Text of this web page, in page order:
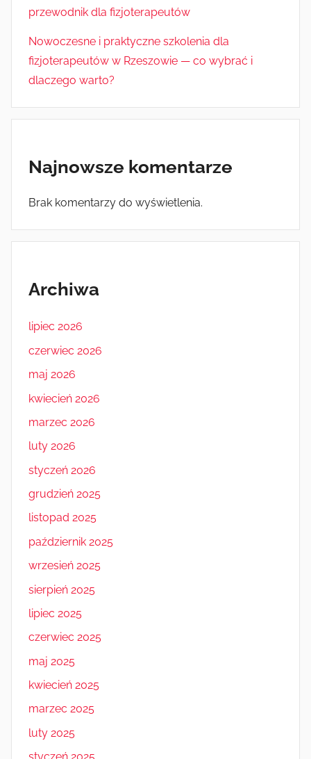
przewodnik dla fizjoterapeutów
Nowoczesne i praktyczne szkolenia dla
fizjoterapeutów w Rzeszowie — co wybrać i
dlaczego warto?
Najnowsze komentarze
Brak komentarzy do wyświetlenia.
Archiwa
lipiec 2026
czerwiec 2026
maj 2026
kwiecień 2026
marzec 2026
luty 2026
styczeń 2026
grudzień 2025
listopad 2025
październik 2025
wrzesień 2025
sierpień 2025
lipiec 2025
czerwiec 2025
maj 2025
kwiecień 2025
marzec 2025
luty 2025